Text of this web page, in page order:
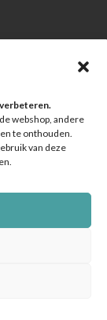
webshop, andere
te onthouden.
van deze
Visbureau